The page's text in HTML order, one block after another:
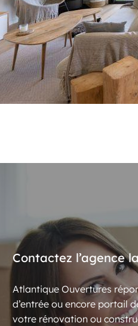
Contactez l’agence
Atlantique Ouvertures
d’entrée ou encore portail
votre rénovation ou